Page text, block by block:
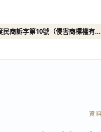
資
97年度民商訴字第10號（侵害商標權有關財產權爭議）